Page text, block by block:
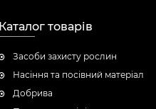
Каталог товарів
Засоби захисту рослин
Насіння та посівний матеріал
Добрива